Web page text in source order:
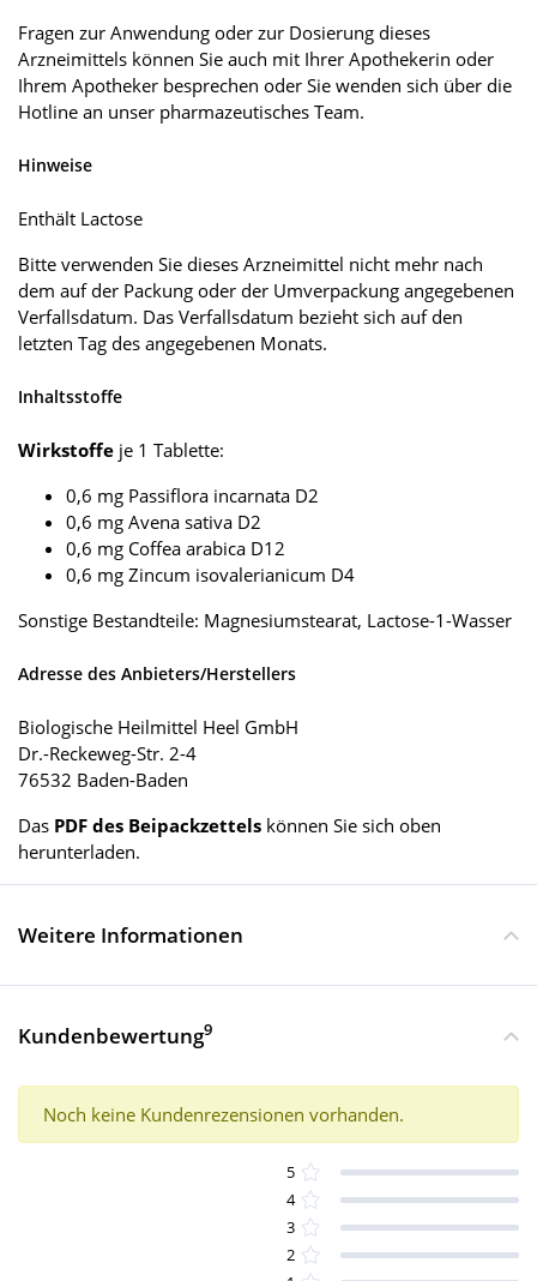
Fragen zur Anwendung oder zur Dosierung dieses
Arzneimittels können Sie auch mit Ihrer Apothekerin oder
Ihrem Apotheker besprechen oder Sie wenden sich über die
Hotline an unser pharmazeutisches Team.
Hinweise
Enthält Lactose
Bitte verwenden Sie dieses Arzneimittel nicht mehr nach
dem auf der Packung oder der Umverpackung angegebenen
Verfallsdatum. Das Verfallsdatum bezieht sich auf den
letzten Tag des angegebenen Monats.
Inhaltsstoffe
Wirkstoffe je 1 Tablette:
0,6 mg Passiflora incarnata D2
0,6 mg Avena sativa D2
0,6 mg Coffea arabica D12
0,6 mg Zincum isovalerianicum D4
Sonstige Bestandteile: Magnesiumstearat, Lactose-1-Wasser
Adresse des Anbieters/Herstellers
Biologische Heilmittel Heel GmbH
Dr.-Reckeweg-Str. 2-4
76532 Baden-Baden
Das PDF des Beipackzettels können Sie sich oben
herunterladen.
Weitere Informationen
Kundenbewertung9
Noch keine Kundenrezensionen vorhanden.
5
4
3
2